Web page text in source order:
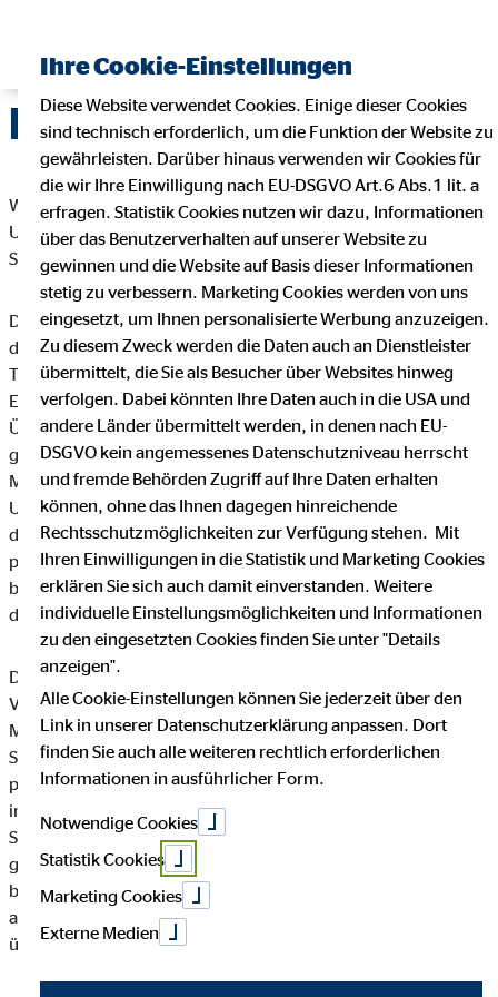
Datenschutz
Wir freuen uns sehr über Ihr Interesse an unserem
Unternehmen. Datenschutz hat einen besonders hohen
Stellenwert bei der OVB Vermögensberatung AG.
Die Verarbeitung personenbezogener Daten, beispielsweise
des Namens, der Anschrift, E-Mail-Adresse oder
Telefonnummer einer betroffenen Person, erfolgt stets im
Einklang mit der Datenschutz-Grundverordnung und in
Übereinstimmung mit den für die OVB Vermögensberatung AG
geltenden landesspezifischen Datenschutzbestimmungen.
Mittels dieser Datenschutzerklärung möchte unser
Unternehmen die Öffentlichkeit über Art, Umfang und Zweck
der von uns erhobenen, genutzten und verarbeiteten
personenbezogenen Daten informieren. Ferner werden
betroffene Personen mittels dieser Datenschutzerklärung über
die ihnen zustehenden Rechte aufgeklärt.
Die OVB Vermögensberatung AG hat als für die Verarbeitung
Verantwortlicher zahlreiche technische und organisatorische
Maßnahmen umgesetzt, um einen möglichst lückenlosen
Schutz der über diese Internetseite verarbeiteten
personenbezogenen Daten sicherzustellen. Dennoch können
internetbasierte Datenübertragungen grundsätzlich
Sicherheitslücken aufweisen, sodass ein absoluter Schutz nicht
gewährleistet werden kann. Aus diesem Grund steht es jeder
betroffenen Person frei, personenbezogene Daten auch auf
alternativen Wegen, beispielsweise telefonisch, an uns zu
übermitteln.
Ihre Cookie-Einstellungen
Diese Website verwendet Cookies. Einige dieser Cookies
sind technisch erforderlich, um die Funktion der Website zu
gewährleisten. Darüber hinaus verwenden wir Cookies für
die wir Ihre Einwilligung nach EU-DSGVO Art.6 Abs.1 lit. a
erfragen. Statistik Cookies nutzen wir dazu, Informationen
über das Benutzerverhalten auf unserer Website zu
gewinnen und die Website auf Basis dieser Informationen
stetig zu verbessern. Marketing Cookies werden von uns
eingesetzt, um Ihnen personalisierte Werbung anzuzeigen.
Zu diesem Zweck werden die Daten auch an Dienstleister
übermittelt, die Sie als Besucher über Websites hinweg
verfolgen. Dabei könnten Ihre Daten auch in die USA und
andere Länder übermittelt werden, in denen nach EU-
DSGVO kein angemessenes Datenschutzniveau herrscht
und fremde Behörden Zugriff auf Ihre Daten erhalten
können, ohne das Ihnen dagegen hinreichende
Rechtsschutzmöglichkeiten zur Verfügung stehen. Mit
Ihren Einwilligungen in die Statistik und Marketing Cookies
erklären Sie sich auch damit einverstanden. Weitere
individuelle Einstellungsmöglichkeiten und Informationen
zu den eingesetzten Cookies finden Sie unter "Details
anzeigen".
Alle Cookie-Einstellungen können Sie jederzeit über den
Link in unserer Datenschutzerklärung anpassen. Dort
finden Sie auch alle weiteren rechtlich erforderlichen
Informationen in ausführlicher Form.
Notwendige Cookies
Statistik Cookies
Marketing Cookies
Externe Medien